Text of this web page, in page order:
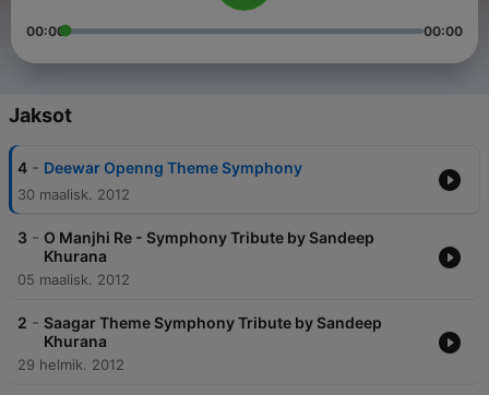
00:00 00:00
Jaksot
4 - Deewar Openng Theme Symphony
30 maalisk. 2012
3 - O Manjhi Re - Symphony Tribute by Sandeep
Khurana
05 maalisk. 2012
2 - Saagar Theme Symphony Tribute by Sandeep
Khurana
29 helmik. 2012